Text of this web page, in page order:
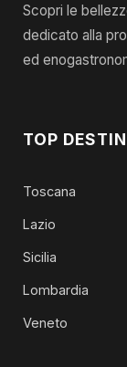
Scopri le
dedicato alla
ed
TOP
Toscana
Lazio
Sicilia
Lombardia
Veneto